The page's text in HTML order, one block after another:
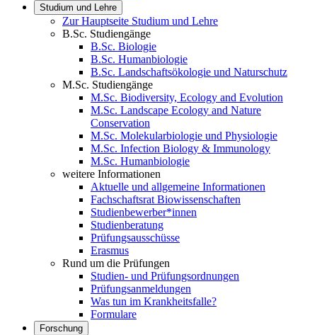
Studium und Lehre
Zur Hauptseite Studium und Lehre
B.Sc. Studiengänge
B.Sc. Biologie
B.Sc. Humanbiologie
B.Sc. Landschaftsökologie und Naturschutz
M.Sc. Studiengänge
M.Sc. Biodiversity, Ecology and Evolution
M.Sc. Landscape Ecology and Nature
Conservation
M.Sc. Molekularbiologie und Physiologie
M.Sc. Infection Biology & Immunology
M.Sc. Humanbiologie
weitere Informationen
Aktuelle und allgemeine Informationen
Fachschaftsrat Biowissenschaften
Studienbewerber*innen
Studienberatung
Prüfungsausschüsse
Erasmus
Rund um die Prüfungen
Studien- und Prüfungsordnungen
Prüfungsanmeldungen
Was tun im Krankheitsfalle?
Formulare
Forschung